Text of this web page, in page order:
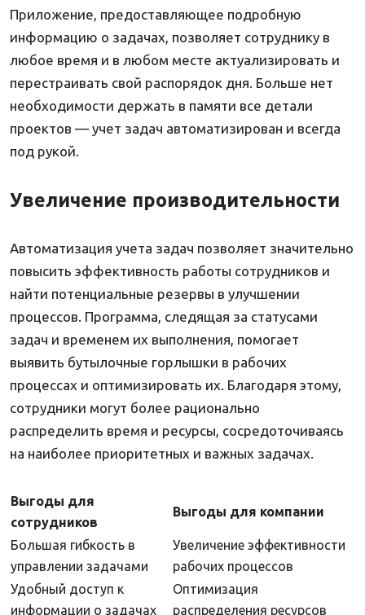
Приложение, предоставляющее подробную
информацию о задачах, позволяет сотруднику в
любое время и в любом месте актуализировать и
перестраивать свой распорядок дня. Больше нет
необходимости держать в памяти все детали
проектов — учет задач автоматизирован и всегда
под рукой.
Увеличение производительности
Автоматизация учета задач позволяет значительно
повысить эффективность работы сотрудников и
найти потенциальные резервы в улучшении
процессов. Программа, следящая за статусами
задач и временем их выполнения, помогает
выявить бутылочные горлышки в рабочих
процессах и оптимизировать их. Благодаря этому,
сотрудники могут более рационально
распределить время и ресурсы, сосредоточиваясь
на наиболее приоритетных и важных задачах.
Выгоды для
сотрудников
Выгоды для компании
Большая гибкость в
управлении задачами
Увеличение эффективности
рабочих процессов
Удобный доступ к
информации о задачах
Оптимизация
распределения ресурсов